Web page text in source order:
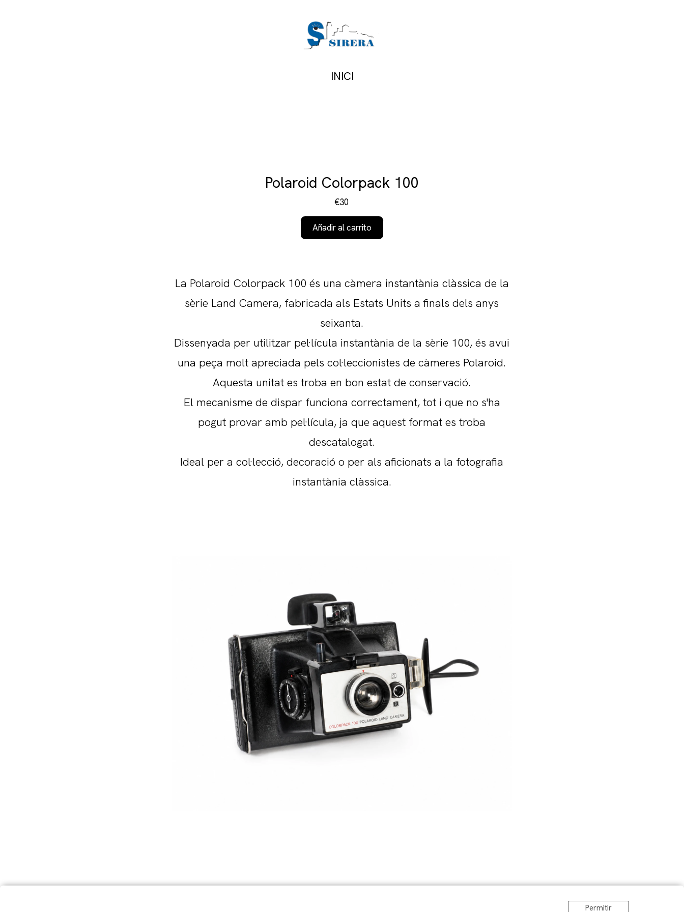
INICI
Polaroid Colorpack 100
€30
Añadir al carrito
La Polaroid Colorpack 100 és una càmera instantània clàssica de la
sèrie Land Camera, fabricada als Estats Units a finals dels anys
seixanta.
Dissenyada per utilitzar pel·lícula instantània de la sèrie 100, és avui
una peça molt apreciada pels col·leccionistes de càmeres Polaroid.
Aquesta unitat es troba en bon estat de conservació.
El mecanisme de dispar funciona correctament, tot i que no s'ha
pogut provar amb pel·lícula, ja que aquest format es troba
descatalogat.
Ideal per a col·lecció, decoració o per als aficionats a la fotografia
instantània clàssica.
Permitir